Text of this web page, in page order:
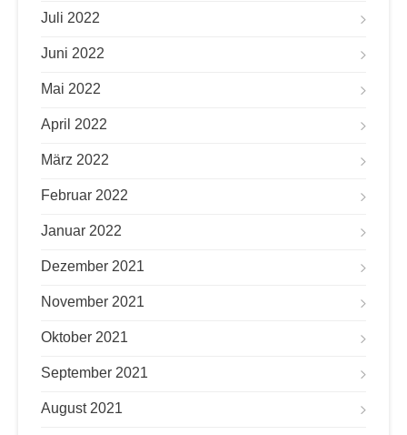
Juli 2022
Juni 2022
Mai 2022
April 2022
März 2022
Februar 2022
Januar 2022
Dezember 2021
November 2021
Oktober 2021
September 2021
August 2021